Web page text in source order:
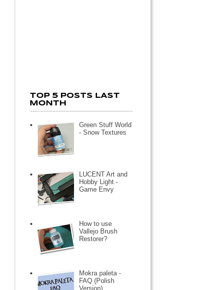
TOP 5 POSTS LAST
MONTH
Green Stuff World
- Snow Textures
LUCENT Art and
Hobby Light -
Game Envy
How to use
Vallejo Brush
Restorer?
Mokra paleta -
FAQ (Polish
Version)